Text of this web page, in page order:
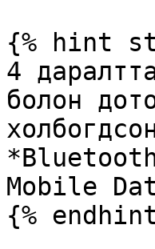
{% hint
4
болон
Mobile
{%